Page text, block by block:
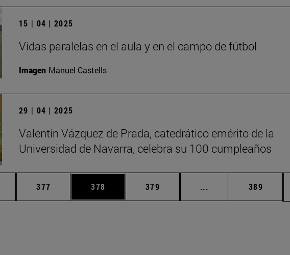
15 | 04 | 2025
Vidas paralelas en el aula y en el campo de fútbol
Imagen Manuel Castells
29 | 04 | 2025
Valentín Vázquez de Prada, catedrático emérito de la
Universidad de Navarra, celebra su 100 cumpleaños
Páginas intermedias Use TAB para desplazarse.
Página
377 Página
378 Página
379 ... Páginas intermedias
Página
389